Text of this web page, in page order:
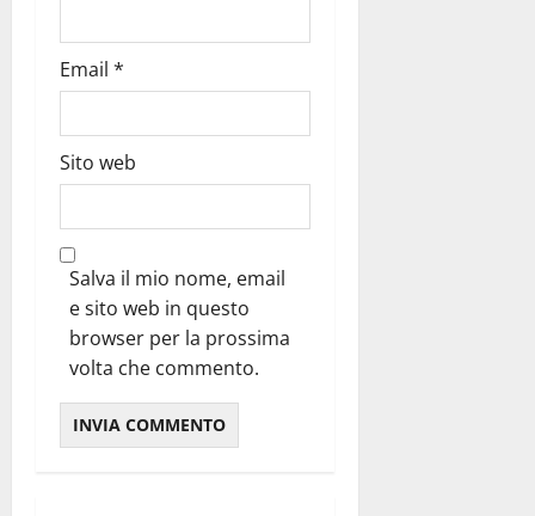
Email *
Sito web
Salva il mio nome, email
e sito web in questo
browser per la prossima
volta che commento.